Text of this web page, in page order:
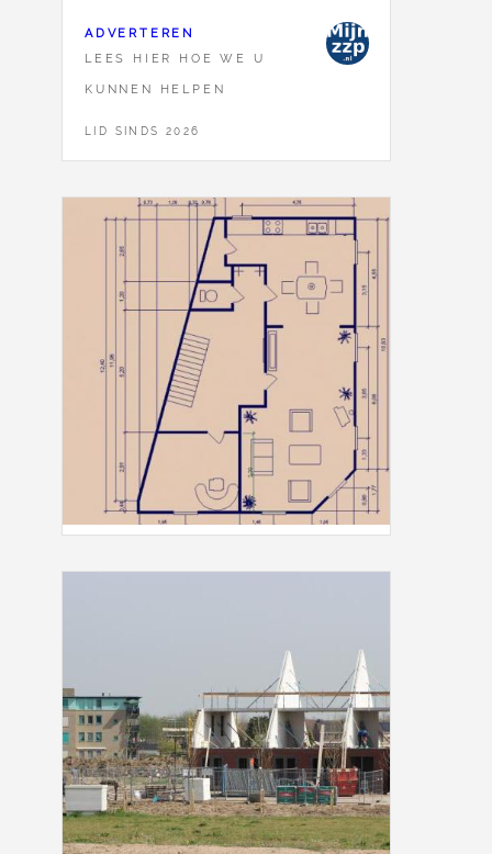
ADVERTEREN
LEES HIER HOE WE U
KUNNEN HELPEN
LID SINDS 2026